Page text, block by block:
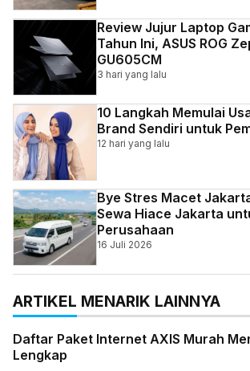
Review Jujur Laptop
Tahun Ini, ASUS ROG
GU605CM
3 hari yang lalu
10 Langkah Memulai
Brand Sendiri untuk
12 hari yang lalu
Bye Stres Macet
Sewa Hiace Jakarta
Perusahaan
16 Juli 2026
ARTIKEL MENARIK LAINNYA
Daftar Paket Internet AXIS Murah
Lengkap